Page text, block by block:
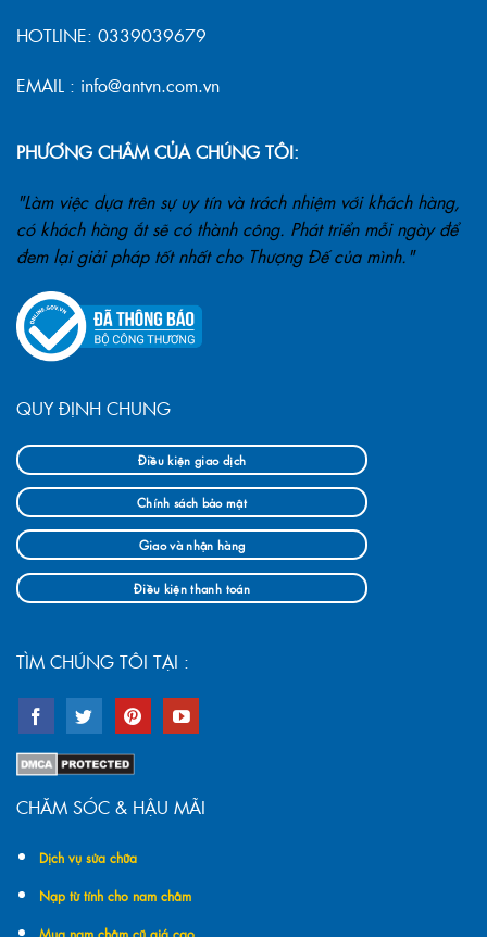
HOTLINE: 0339039679
EMAIL : info@antvn.com.vn
PHƯƠNG CHÂM CỦA CHÚNG TÔI:
"Làm việc dựa trên sự uy tín và trách nhiệm với khách hàng,
có khách hàng ắt sẽ có thành công. Phát triển mỗi ngày để
đem lại giải pháp tốt nhất cho Thượng Đế của mình."
QUY ĐỊNH CHUNG
Điều kiện giao dịch
Chính sách bảo mật
Giao và nhận hàng
Điều kiện thanh toán
TÌM CHÚNG TÔI TẠI :
CHĂM SÓC & HẬU MÃI
Dịch vụ sửa chữa
Nạp từ tính cho nam châm